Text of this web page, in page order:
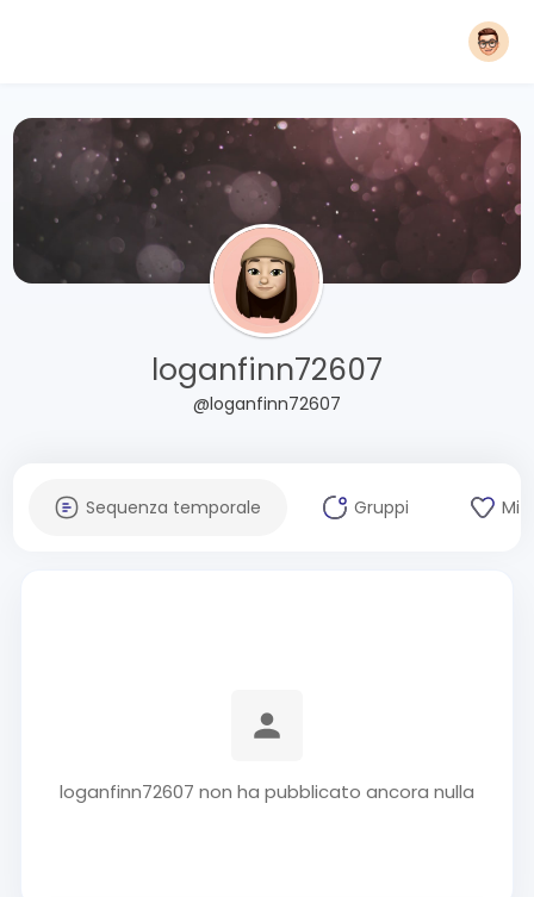
loganfinn72607
@loganfinn72607
Sequenza temporale Gruppi Mi
loganfinn72607 non ha pubblicato ancora nulla